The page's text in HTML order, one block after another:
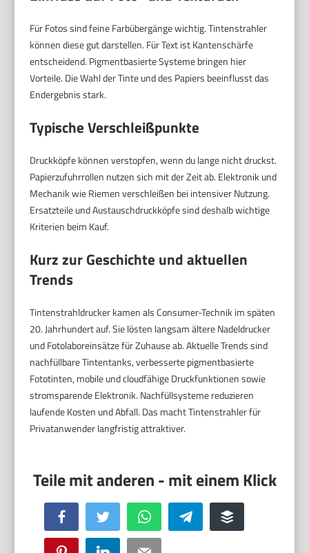
Für Fotos sind feine Farbübergänge wichtig. Tintenstrahler
können diese gut darstellen. Für Text ist Kantenschärfe
entscheidend. Pigmentbasierte Systeme bringen hier
Vorteile. Die Wahl der Tinte und des Papiers beeinflusst das
Endergebnis stark.
Typische Verschleißpunkte
Druckköpfe können verstopfen, wenn du lange nicht druckst.
Papierzufuhrrollen nutzen sich mit der Zeit ab. Elektronik und
Mechanik wie Riemen verschleißen bei intensiver Nutzung.
Ersatzteile und Austauschdruckköpfe sind deshalb wichtige
Kriterien beim Kauf.
Kurz zur Geschichte und aktuellen
Trends
Tintenstrahldrucker kamen als Consumer-Technik im späten
20. Jahrhundert auf. Sie lösten langsam ältere Nadeldrucker
und Fotolaboreinsätze für Zuhause ab. Aktuelle Trends sind
nachfüllbare Tintentanks, verbesserte pigmentbasierte
Fototinten, mobile und cloudfähige Druckfunktionen sowie
stromsparende Elektronik. Nachfüllsysteme reduzieren
laufende Kosten und Abfall. Das macht Tintenstrahler für
Privatanwender langfristig attraktiver.
Facebook Twitter WhatsApp Telegram Buffer